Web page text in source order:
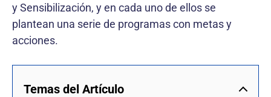
y Sensibilización, y en cada uno de ellos se
plantean una serie de programas con metas y
acciones.
Temas del Artículo